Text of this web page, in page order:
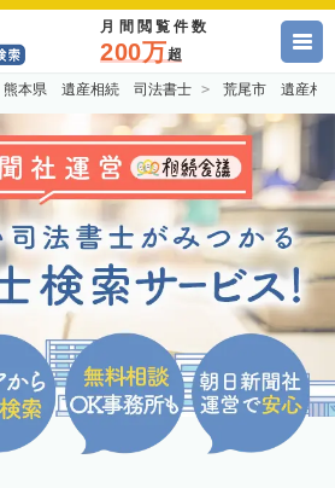
月間閲覧件数
200万超
熊本県 遺産相続 司法書士 荒尾市 遺産相